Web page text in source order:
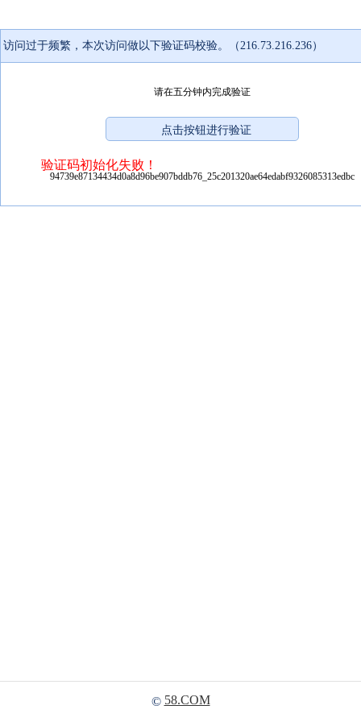
访问过于频繁，本次访问做以下验证码校验。（216.73.216.236）
请在五分钟内完成验证
验证码初始化失败！
94739e87134434d0a8d96be907bddb76_25c201320ae64edabf9326085313edbc
© 58.COM